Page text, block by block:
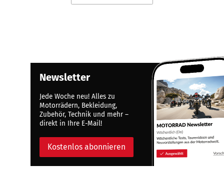
Newsletter
Jede Woche neu! Alles zu
Motorrädern, Bekleidung,
Zubehör, Technik und mehr –
direkt in Ihre E-Mail!
Kostenlos abonnieren